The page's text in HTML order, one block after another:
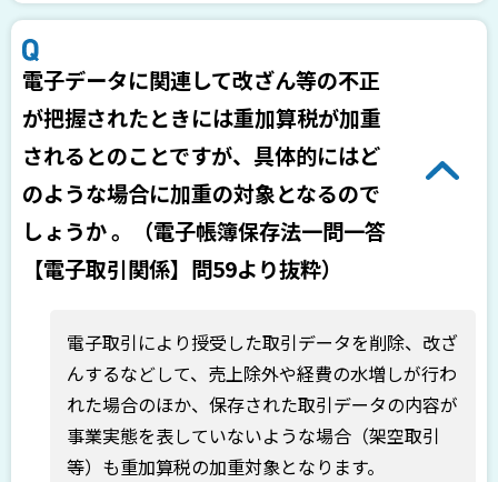
電子データに関連して改ざん等の不正
が把握されたときには重加算税が加重
されるとのことですが、具体的にはど
のような場合に加重の対象となるので
しょうか 。（電子帳簿保存法一問一答
【電子取引関係】問59より抜粋）
電子取引により授受した取引データを削除、改ざ
んするなどして、売上除外や経費の水増しが行わ
れた場合のほか、保存された取引データの内容が
事業実態を表していないような場合（架空取引
等）も重加算税の加重対象となります。